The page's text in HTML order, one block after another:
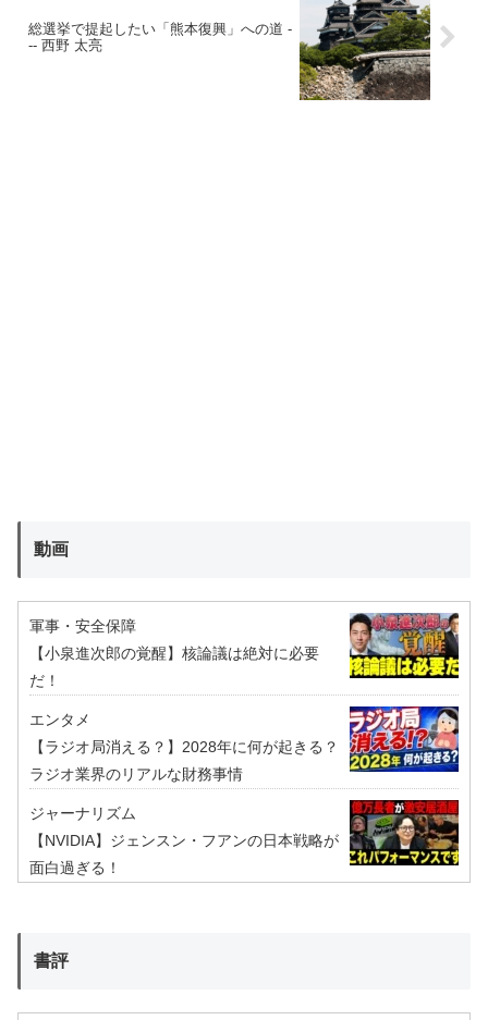
総選挙で提起したい「熊本復興」への道 -
-- 西野 太亮
動画
軍事・安全保障
【小泉進次郎の覚醒】核論議は絶対に必要
だ！
エンタメ
【ラジオ局消える？】2028年に何が起きる？
ラジオ業界のリアルな財務事情
ジャーナリズム
【NVIDIA】ジェンスン・フアンの日本戦略が
面白過ぎる！
書評